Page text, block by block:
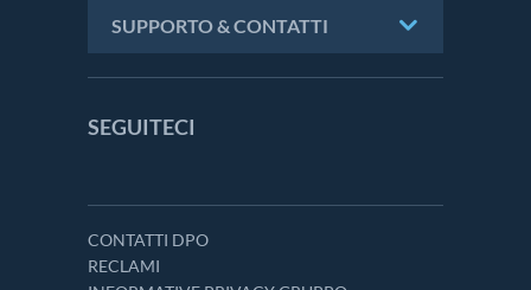
SUPPORTO & CONTATTI
SEGUITECI
CONTATTI DPO
RECLAMI